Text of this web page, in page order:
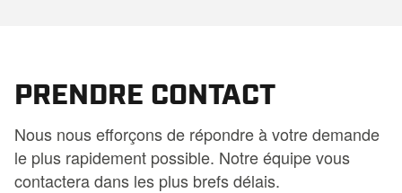
PRENDRE CONTACT
Nous nous efforçons de répondre à votre demande
le plus rapidement possible. Notre équipe vous
contactera dans les plus brefs délais.